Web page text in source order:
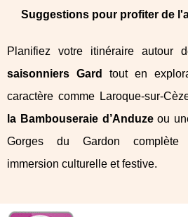
Suggestions pour profiter de
Planifiez votre itinéraire autour
saisonniers Gard
tout en
caractère comme Laroque-sur-
la Bambouseraie d’Anduzeou
Gorges du Gardon complète
immersion culturelle et festive.